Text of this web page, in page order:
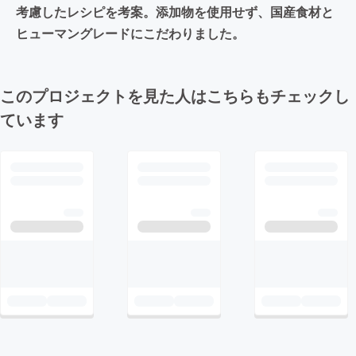
考慮したレシピを考案。添加物を使用せず、国産食材と
ヒューマングレードにこだわりました。
このプロジェクトを見た人はこちらもチェックし
ています